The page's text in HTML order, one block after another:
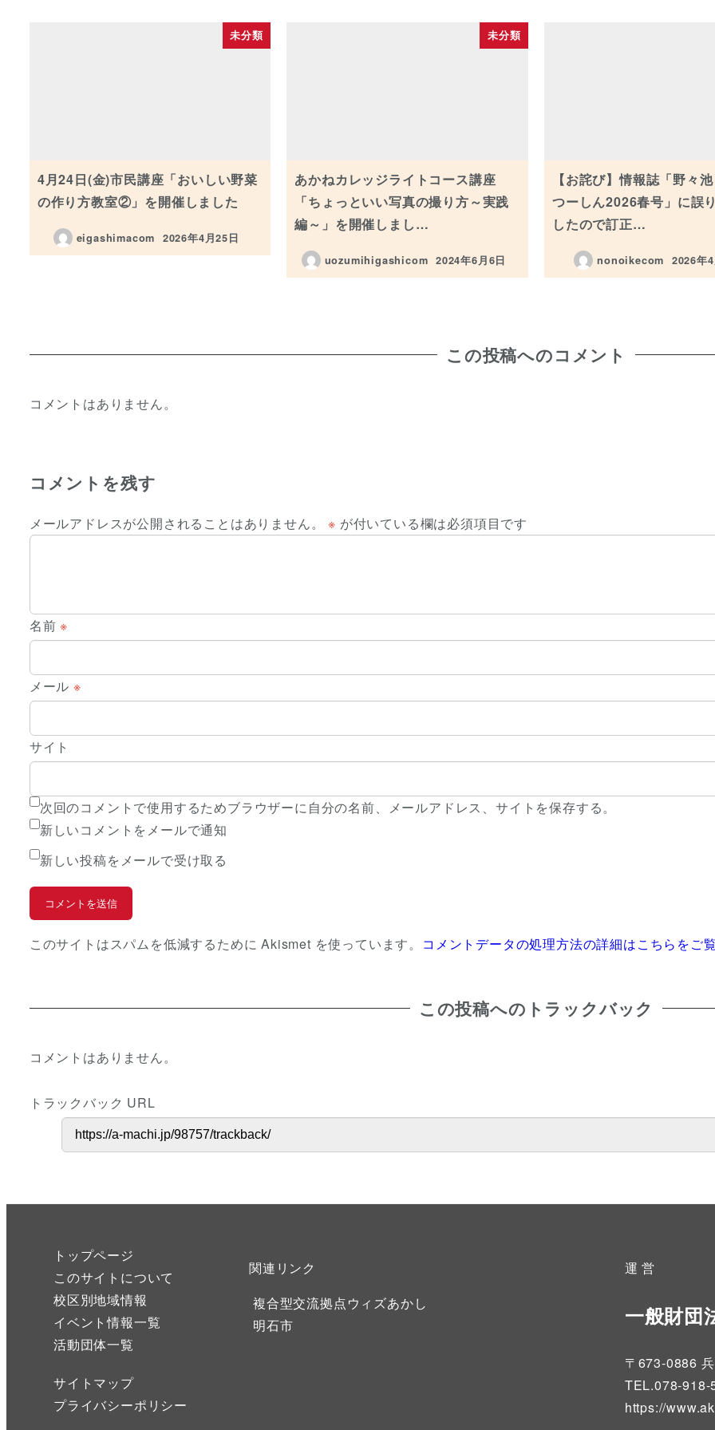
未分類
4月24日(金)市民講座「おいしい野菜
の作り方教室②」を開催しました
eigashimacom
投稿日
2026年4月25日
未分類
あかねカレッジライトコース講座
「ちょっといい写真の撮り方～実践
編～」を開催しまし…
uozumihigashicom
投稿日
2024年6月6日
【お詫び】情報誌「野々
つーしん2026春号」に誤
したので訂正…
nonoikecom
投稿日
2026年
この投稿へのコメント
コメントはありません。
コメントを残す
メールアドレスが公開されることはありません。 ※ が付いている欄は必須項目です
名前※
メール ※
サイト
次回のコメントで使用するためブラウザーに自分の名前、メールアドレス、サイトを保存する。
新しいコメントをメールで通知
新しい投稿をメールで受け取る
このサイトはスパムを低減するために Akismet を使っています。 コメントデータの処理方法の詳細はこちらをご
この投稿へのトラックバック
コメントはありません。
トラックバック URL
トップページ
このサイトについて
校区別地域情報
イベント情報一覧
活動団体一覧
サイトマップ
プライバシーポリシー
関連リンク
複合型交流拠点ウィズあかし
明石市
運 営
一般財団
〒673-0886
TEL.078-
https://